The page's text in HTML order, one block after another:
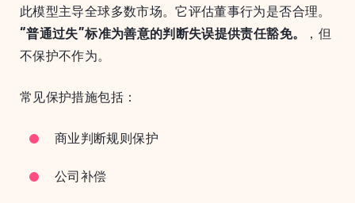
此模型主导全球多数市场。它评估董事行为是否合理。
“普通过失”标准为善意的判断失误提供责任豁免。
，但
不保护不作为。
常见保护措施包括：
商业判断规则保护
公司补偿